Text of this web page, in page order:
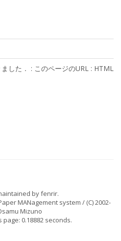
した． : このページのURL : HTML
byfenrir.
MANagement system / (C) 2002-
Mizuno
0.18882 seconds.